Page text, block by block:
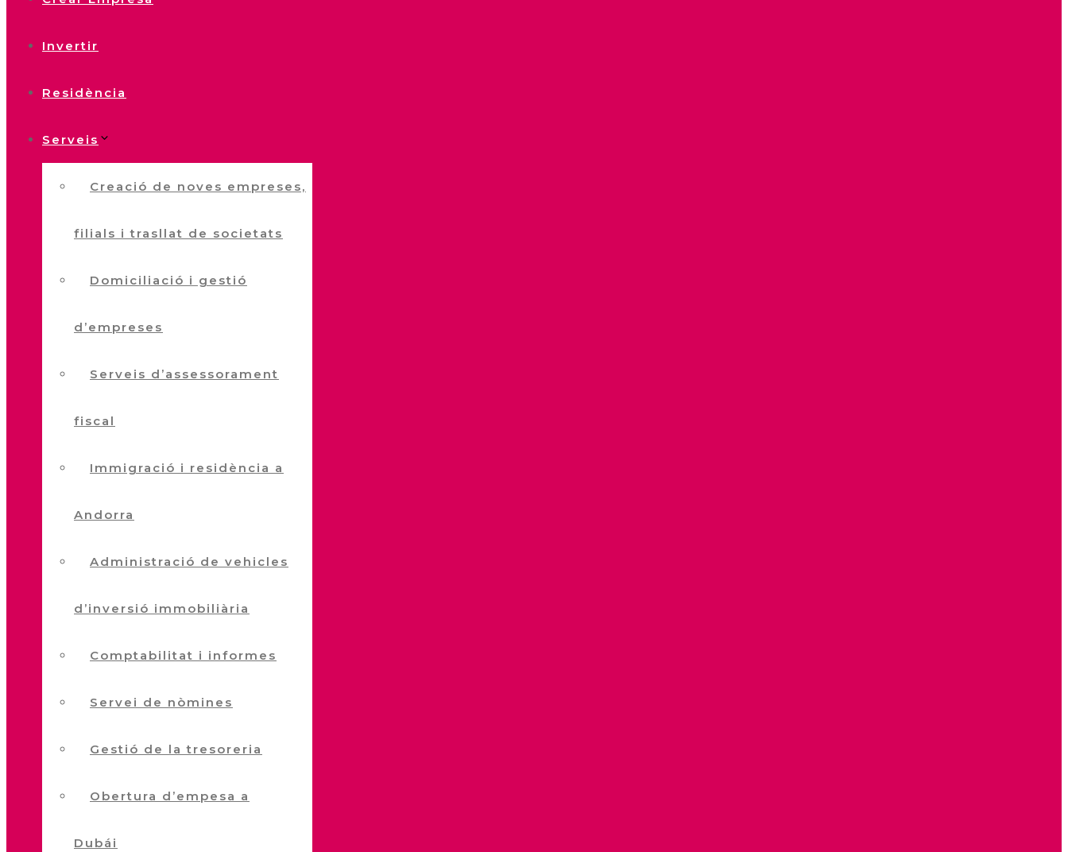
Invertir
Residència
Serveis
Creació de noves empreses,
filials i trasllat de societats
Domiciliació i gestió
d’empreses
Serveis d’assessorament
fiscal
Immigració i residència a
Andorra
Administració de vehicles
d’inversió immobiliària
Comptabilitat i informes
Servei de nòmines
Gestió de la tresoreria
Obertura d’empesa a
Dubái